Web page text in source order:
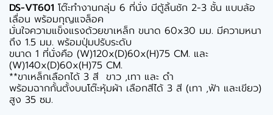
DS-VT601 โต๊ะทำงานกลุ่ม 6 ที่นั่ง มีตู้ลิ้นชัก 2-3 ชั้น แบบล้อ
เลื่อน พร้อมกุญแจล็อค
มั่นใจความแข็งแรงด้วยขาเหล็ก ขนาด 60x30 มม. มีความหนา
ถึง 1.5 มม. พร้อมปุ่มปรับระดับ
ขนาด 1 ที่นั่งคือ (W)120x(D)60x(H)75 CM. และ
(W)140x(D)60x(H)75 CM.
**ขาเหล็กเลือกได้ 3 สี ขาว ,เทา และ ดำ
พร้อมฉากกั้นตั้งบนโต๊ะหุ้มผ้า เลือกสีได้ 3 สี (เทา ,ฟ้า และเขียว)
สูง 35 ซม.